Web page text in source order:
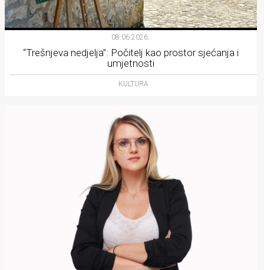
08.06.2026.
“Trešnjeva nedjelja”: Počitelj kao prostor sjećanja i
umjetnosti
KULTURA